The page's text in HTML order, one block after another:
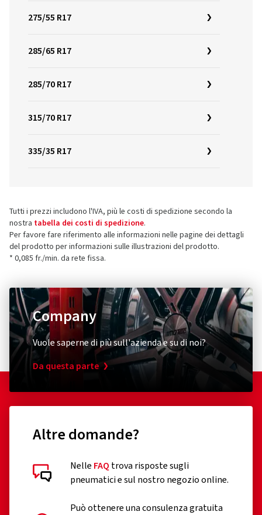
275/55 R17
285/65 R17
285/70 R17
315/70 R17
335/35 R17
Tutti i prezzi includono l'IVA, più le costi di spedizione secondo la
nostra tabella dei costi di spedizione.
Per favore fare riferimento alle informazioni nelle pagine dei dettagli
del prodotto per informazioni sulle illustrazioni del prodotto.
* 0,085 fr./min. da rete fissa.
Company
Vuole saperne di più sull'azienda e su di noi?
Da questa parte
Altre domande?
Nelle FAQ trova risposte sugli
pneumatici e sul nostro negozio online.
Può ottenere una consulenza gratuita